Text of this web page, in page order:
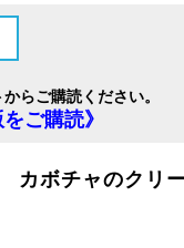
らご購読ください。
ご購読》
カボチャのクリ